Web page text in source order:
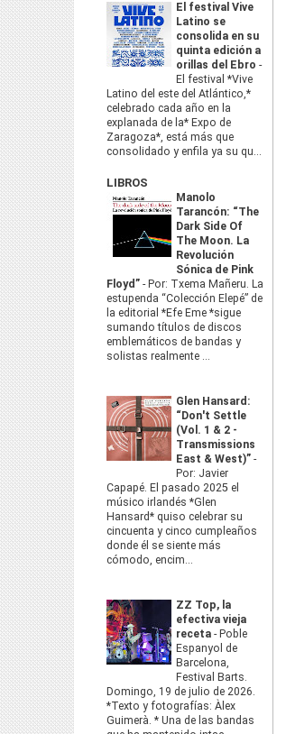
El festival Vive
Latino se
consolida en su
quinta edición a
orillas del Ebro -
El festival *Vive
Latino del este del Atlántico,*
celebrado cada año en la
explanada de la* Expo de
Zaragoza*, está más que
consolidado y enfila ya su qu...
LIBROS
Manolo
Tarancón: “The
Dark Side Of
The Moon. La
Revolución
Sónica de Pink
Floyd” - Por: Txema Mañeru. La
estupenda “Colección Elepé” de
la editorial *Efe Eme *sigue
sumando títulos de discos
emblemáticos de bandas y
solistas realmente ...
Glen Hansard:
“Don't Settle
(Vol. 1 & 2 -
Transmissions
East & West)” -
Por: Javier
Capapé. El pasado 2025 el
músico irlandés *Glen
Hansard* quiso celebrar su
cincuenta y cinco cumpleaños
donde él se siente más
cómodo, encim...
ZZ Top, la
efectiva vieja
receta - Poble
Espanyol de
Barcelona,
Festival Barts.
Domingo, 19 de julio de 2026.
*Texto y fotografías: Àlex
Guimerà. * Una de las bandas